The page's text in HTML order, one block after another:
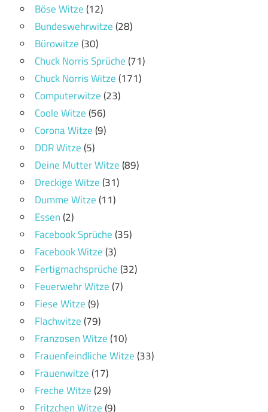
Böse Witze(12)
Bundeswehrwitze(28)
Bürowitze(30)
Chuck Norris Sprüche(71)
Chuck Norris Witze(171)
Computerwitze(23)
Coole Witze(56)
Corona Witze(9)
DDR Witze(5)
Deine Mutter Witze(89)
Dreckige Witze(31)
Dumme Witze(11)
Essen(2)
Facebook Sprüche(35)
Facebook Witze(3)
Fertigmachsprüche(32)
Feuerwehr Witze(7)
Fiese Witze(9)
Flachwitze(79)
Franzosen Witze(10)
Frauenfeindliche Witze(33)
Frauenwitze(17)
Freche Witze(29)
Fritzchen Witze(9)